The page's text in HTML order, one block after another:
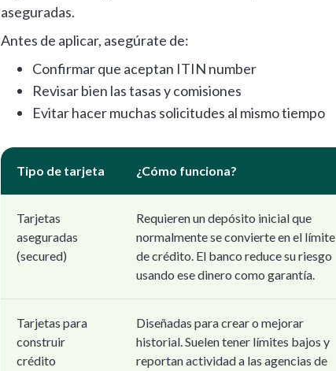
aseguradas.
Antes de aplicar, asegúrate de:
Confirmar que aceptan ITIN number
Revisar bien las tasas y comisiones
Evitar hacer muchas solicitudes al mismo tiempo
Tipo de tarjeta ¿Cómo funciona?
Tarjetas
aseguradas
(secured)
Requieren un depósito inicial que
normalmente se convierte en el límite
de crédito. El banco reduce su riesgo
usando ese dinero como garantía.
Tarjetas para
construir
crédito
Diseñadas para crear o mejorar
historial. Suelen tener límites bajos y
reportan actividad a las agencias de